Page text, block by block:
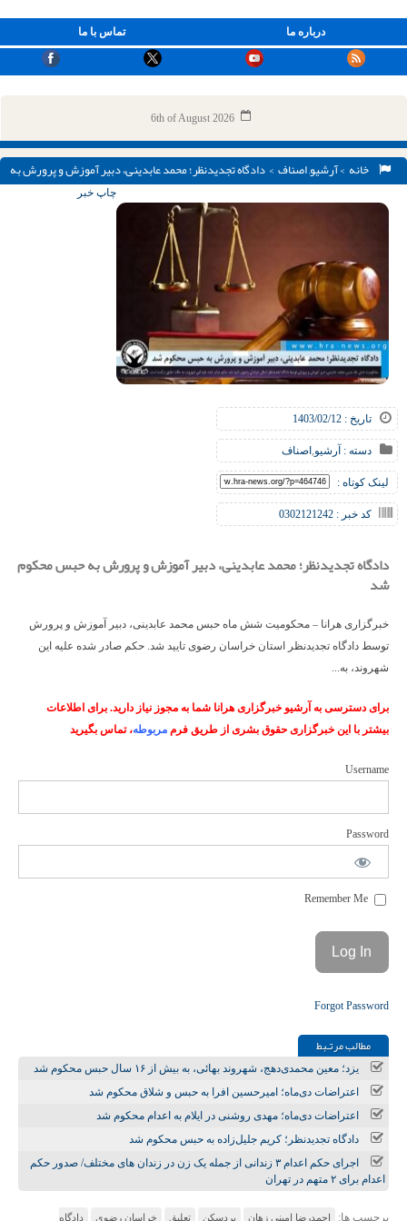
تماس با ما درباره ما
6th of August 2026
خانه >آرشیو,اصناف> دادگاه تجدیدنظر؛ محمد عابدینی، دبیر آموزش و پرورش به
تاریخ : 1403/02/12
دسته : آرشیو,اصناف
لینک کوتاه :
کد خبر : 0302121242
چاپ خبر
دادگاه تجدیدنظر؛ محمد عابدینی، دبیر آموزش و پرورش به حبس محکوم
شد
خبرگزاری هرانا – محکومیت شش ماه حبس محمد عابدینی، دبیر آموزش و پرورش
توسط دادگاه تجدیدنظر استان خراسان رضوی تایید شد. حکم صادر شده علیه این
شهروند، به...
برای دسترسی به آرشیو خبرگزاری هرانا شما به مجوز نیاز دارید. برای اطلاعات
بیشتر با این خبرگزاری حقوق بشری از طریق فرم مربوطه، تماس بگیرید
Username
Password
Forgot Password
مطالب مرتـبط
یزد؛ معین محمدی‌دهج، شهروند بهائی، به بیش از ۱۶ سال حبس محکوم شد
اعتراضات دی‌ماه؛ امیرحسین افرا به حبس و شلاق محکوم شد
اعتراضات دی‌ماه؛ مهدی روشنی در ایلام به اعدام محکوم شد
دادگاه تجدیدنظر؛ کریم جلیل‌زاده به حبس محکوم شد
اجرای حکم اعدام ۳ زندانی از جمله یک زن در زندان‌ های مختلف/ صدور حکم
اعدام برای ۲ متهم در تهران
برچسب ها: احمدرضا امینی زهان بردسکن تعلیق خراسان رضوی دادگاه